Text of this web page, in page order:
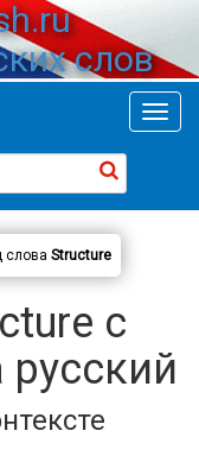
слов
слова Structure
с
русский